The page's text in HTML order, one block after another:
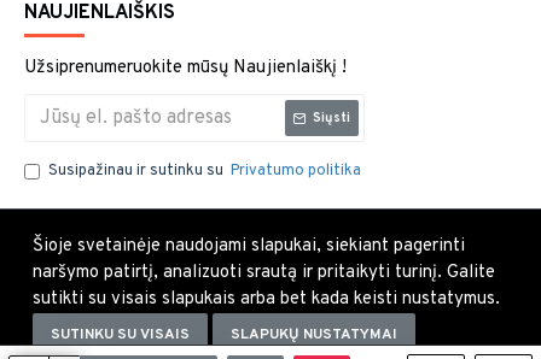
NAUJIENLAIŠKIS
Užsiprenumeruokite mūsų Naujienlaiškį !
Siųsti
Susipažinau ir sutinku su Privatumo politika
Šioje svetainėje naudojami slapukai, siekiant pagerinti
naršymo patirtį, analizuoti srautą ir pritaikyti turinį. Galite
sutikti su visais slapukais arba bet kada keisti nustatymus.
SUTINKU SU VISAIS SLAPUKŲ NUSTATYMAI